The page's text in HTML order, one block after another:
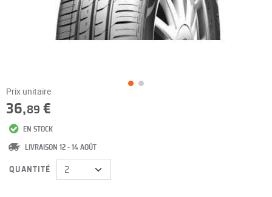
Prix unitaire
36,89 €
EN STOCK
LIVRAISON 12 - 14 AOÛT
QUANTITÉ